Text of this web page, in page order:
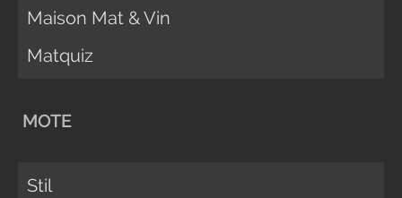
Maison Mat & Vin
Matquiz
MOTE
Stil